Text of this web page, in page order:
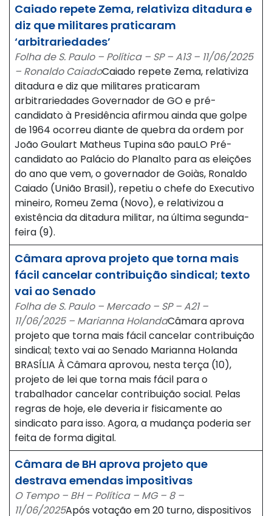
Caiado repete Zema, relativiza ditadura e
diz que militares praticaram
‘arbitrariedades’
Folha de S. Paulo – Política – SP – A13 – 11/06/2025
– Ronaldo CaiadoCaiado repete Zema, relativiza
ditadura e diz que militares praticaram
arbitrariedades Governador de GO e pré-
candidato à Presidência afirmou ainda que golpe
de 1964 ocorreu diante de quebra da ordem por
João Goulart Matheus Tupina são pauLO Pré-
candidato ao Palácio do Planalto para as eleições
do ano que vem, o governador de Goiàs, Ronaldo
Caiado (União Brasil), repetiu o chefe do Executivo
mineiro, Romeu Zema (Novo), e relativizou a
existência da ditadura militar, na última segunda-
feira (9).
Câmara aprova projeto que torna mais
fácil cancelar contribuição sindical; texto
vai ao Senado
Folha de S. Paulo – Mercado – SP – A21 –
11/06/2025 – Marianna HolandaCâmara aprova
projeto que torna mais fácil cancelar contribuição
sindical; texto vai ao Senado Marianna Holanda
BRASÍLIA À Câmara aprovou, nesta terça (10),
projeto de lei que torna mais fácil para o
trabalhador cancelar contribuição social. Pelas
regras de hoje, ele deveria ir fisicamente ao
sindicato para isso. Agora, a mudança poderia ser
feita de forma digital.
Câmara de BH aprova projeto que
destrava emendas impositivas
O Tempo – BH – Política – MG – 8 –
11/06/2025Após votação em 20 turno, dispositivos